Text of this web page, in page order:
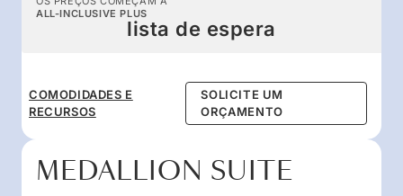
ALL-INCLUSIVE PLUS
lista de espera
COMODIDADES E
RECURSOS
SOLICITE UM
ORÇAMENTO
MEDALLION SUITE